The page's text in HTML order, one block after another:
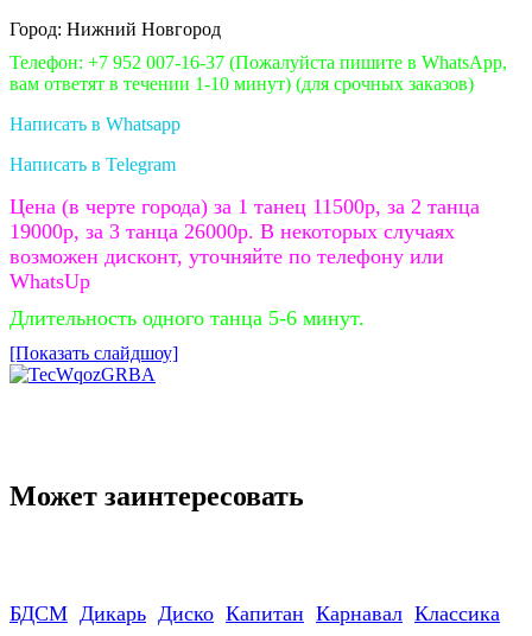
Город: Нижний Новгород
Телефон: +7 952 007-16-37 (Пожалуйста пишите в WhatsApp,
вам ответят в течении 1-10 минут) (для срочных заказов)
Написать в Whatsapp
Написать в Telegram
Цена (в черте города) за 1 танец 11500р, за 2 танца
19000р, за 3 танца 26000р. В некоторых случаях
возможен дисконт, уточняйте по телефону или
WhatsUp
Длительность одного танца 5-6 минут.
[Показать слайдшоу]
Может заинтересовать
БДСМ Дикарь Диско Капитан Карнавал Классика